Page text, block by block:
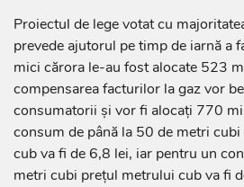
Proiectul de lege votat cu
prevede ajutorul pe timp de iarnă a
mici cărora le-au fost alocate 523
compensarea facturilor la gaz vor
consumatorii și vor fi alocați 770
consum de până la 50 de metri
cub va fi de 6,8 lei, iar pentru un
metri cubi prețul metrului cub va fi